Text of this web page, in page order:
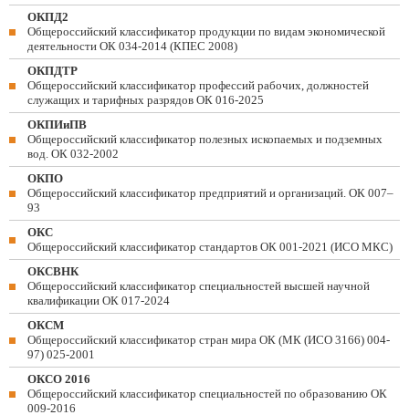
ОКПД2
Общероссийский классификатор продукции по видам экономической
деятельности ОК 034-2014 (КПЕС 2008)
ОКПДТР
Общероссийский классификатор профессий рабочих, должностей
служащих и тарифных разрядов ОК 016-2025
ОКПИиПВ
Общероссийский классификатор полезных ископаемых и подземных
вод. ОК 032-2002
ОКПО
Общероссийский классификатор предприятий и организаций. ОК 007–
93
ОКС
Общероссийский классификатор стандартов ОК 001-2021 (ИСО МКС)
ОКСВНК
Общероссийский классификатор специальностей высшей научной
квалификации ОК 017-2024
ОКСМ
Общероссийский классификатор стран мира ОК (МК (ИСО 3166) 004-
97) 025-2001
ОКСО 2016
Общероссийский классификатор специальностей по образованию ОК
009-2016